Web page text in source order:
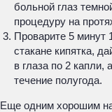
больной глаз
процедуру на
Проварите 5 минут
стакане кипятка,
в глаза по 2 капли,
течение полугода.
Еще одним хорошим